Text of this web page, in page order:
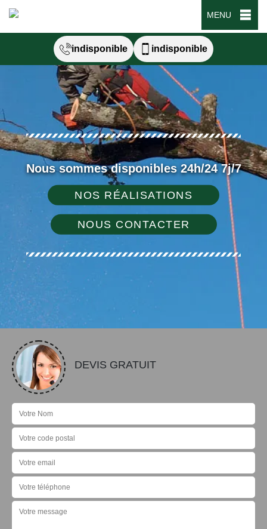
MENU
indisponible indisponible
Nous sommes disponibles 24h/24 7j/7
NOS RÉALISATIONS
NOUS CONTACTER
DEVIS GRATUIT